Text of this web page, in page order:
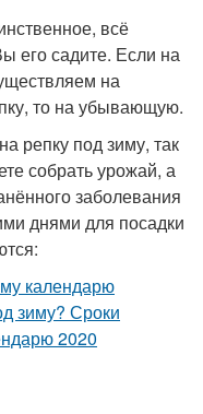
всё
его садите. Если на
на
то на убывающую.
репку под зиму, так
собрать урожай, а
заболевания
днями для посадки